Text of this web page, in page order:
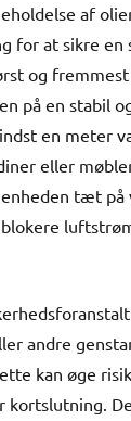
af
for at sikre
og
på en stabil
en meter
eller
tæt
andre
kan øge
kortslutning.